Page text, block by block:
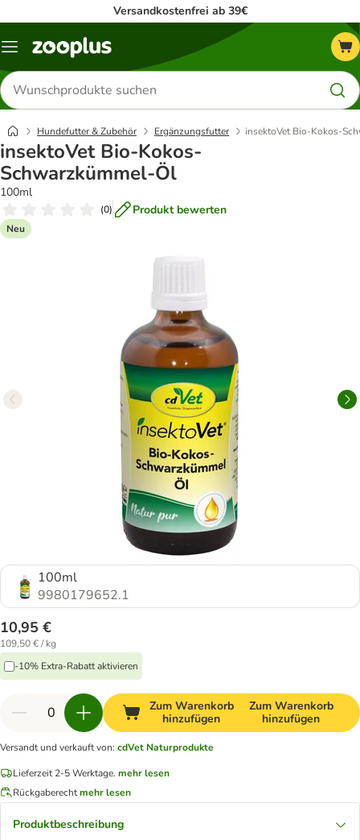
Versandkostenfrei ab 39€
Menü
Produkte
suchen
Hundefutter & Zubehör Ergänzungsfutter insektoVet Bio-Kokos-
insektoVet Bio-Kokos-
Schwarzkümmel-Öl
100ml
(0) Produkt bewerten
Neu
100ml
9980179652.1
10,95 €
109,50 € / kg
-10% Extra-Rabatt aktivieren
Zum Warenkorb
hinzufügen
Zum Warenkorb
hinzufügen
Versandt und verkauft von: cdVet Naturprodukte
Lieferzeit 2-5 Werktage. mehr lesen
Rückgaberechtmehr lesen
Produktbeschreibung